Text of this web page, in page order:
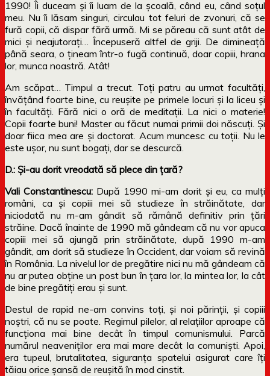
1990! Îi duceam și îi luam de la școală, când eu, când soțul
meu. Nu îi lăsam singuri, circulau tot feluri de zvonuri, că se
fură copii, că dispar fără urmă. Mi se păreau că sunt atât de
mici și neajutorați… Începuseră altfel de griji. De dimineață
până seara, o țineam într-o fugă continuă, doar copiii, hrana
lor, munca noastră. Atât!
Am scăpat… Timpul a trecut. Toți patru au urmat facultăți,
învățând foarte bine, cu reușite pe primele locuri și la liceu și
în facultăți. Fără nici o oră de meditații. La nici o materie!
Copii foarte buni! Master au făcut numai primii doi născuți. Și
doar fiica mea are și doctorat. Acum muncesc cu toții. Nu le
este ușor, nu sunt bogați, dar se descurcă.
D.: Și-au dorit vreodată să plece din țară?
Vali Constantinescu: După 1990 mi-am dorit și eu, ca mulți
români, ca și copiii mei să studieze în străinătate, dar
niciodată nu m-am gândit să rămână definitiv prin țări
străine. Dacă înainte de 1990 mă gândeam că nu vor apuca
copiii mei să ajungă prin străinătate, după 1990 m-am
gândit, am dorit să studieze în Occident, dar voiam să revină
în România. La nivelul lor de pregătire nici nu mă gândeam că
nu ar putea obține un post bun în țara lor, la mintea lor, la cât
de bine pregătiți erau și sunt.
Destul de rapid ne-am convins toți, și noi părinții, și copiii
noștri, că nu se poate. Regimul pilelor, al relațiilor aproape că
funcționa mai bine decât în timpul comunismului. Parcă
numărul neaveniților era mai mare decât la comuniști. Apoi,
era tupeul, brutalitatea, siguranța spatelui asigurat care îți
tăiau orice șansă de reușită în mod cinstit.